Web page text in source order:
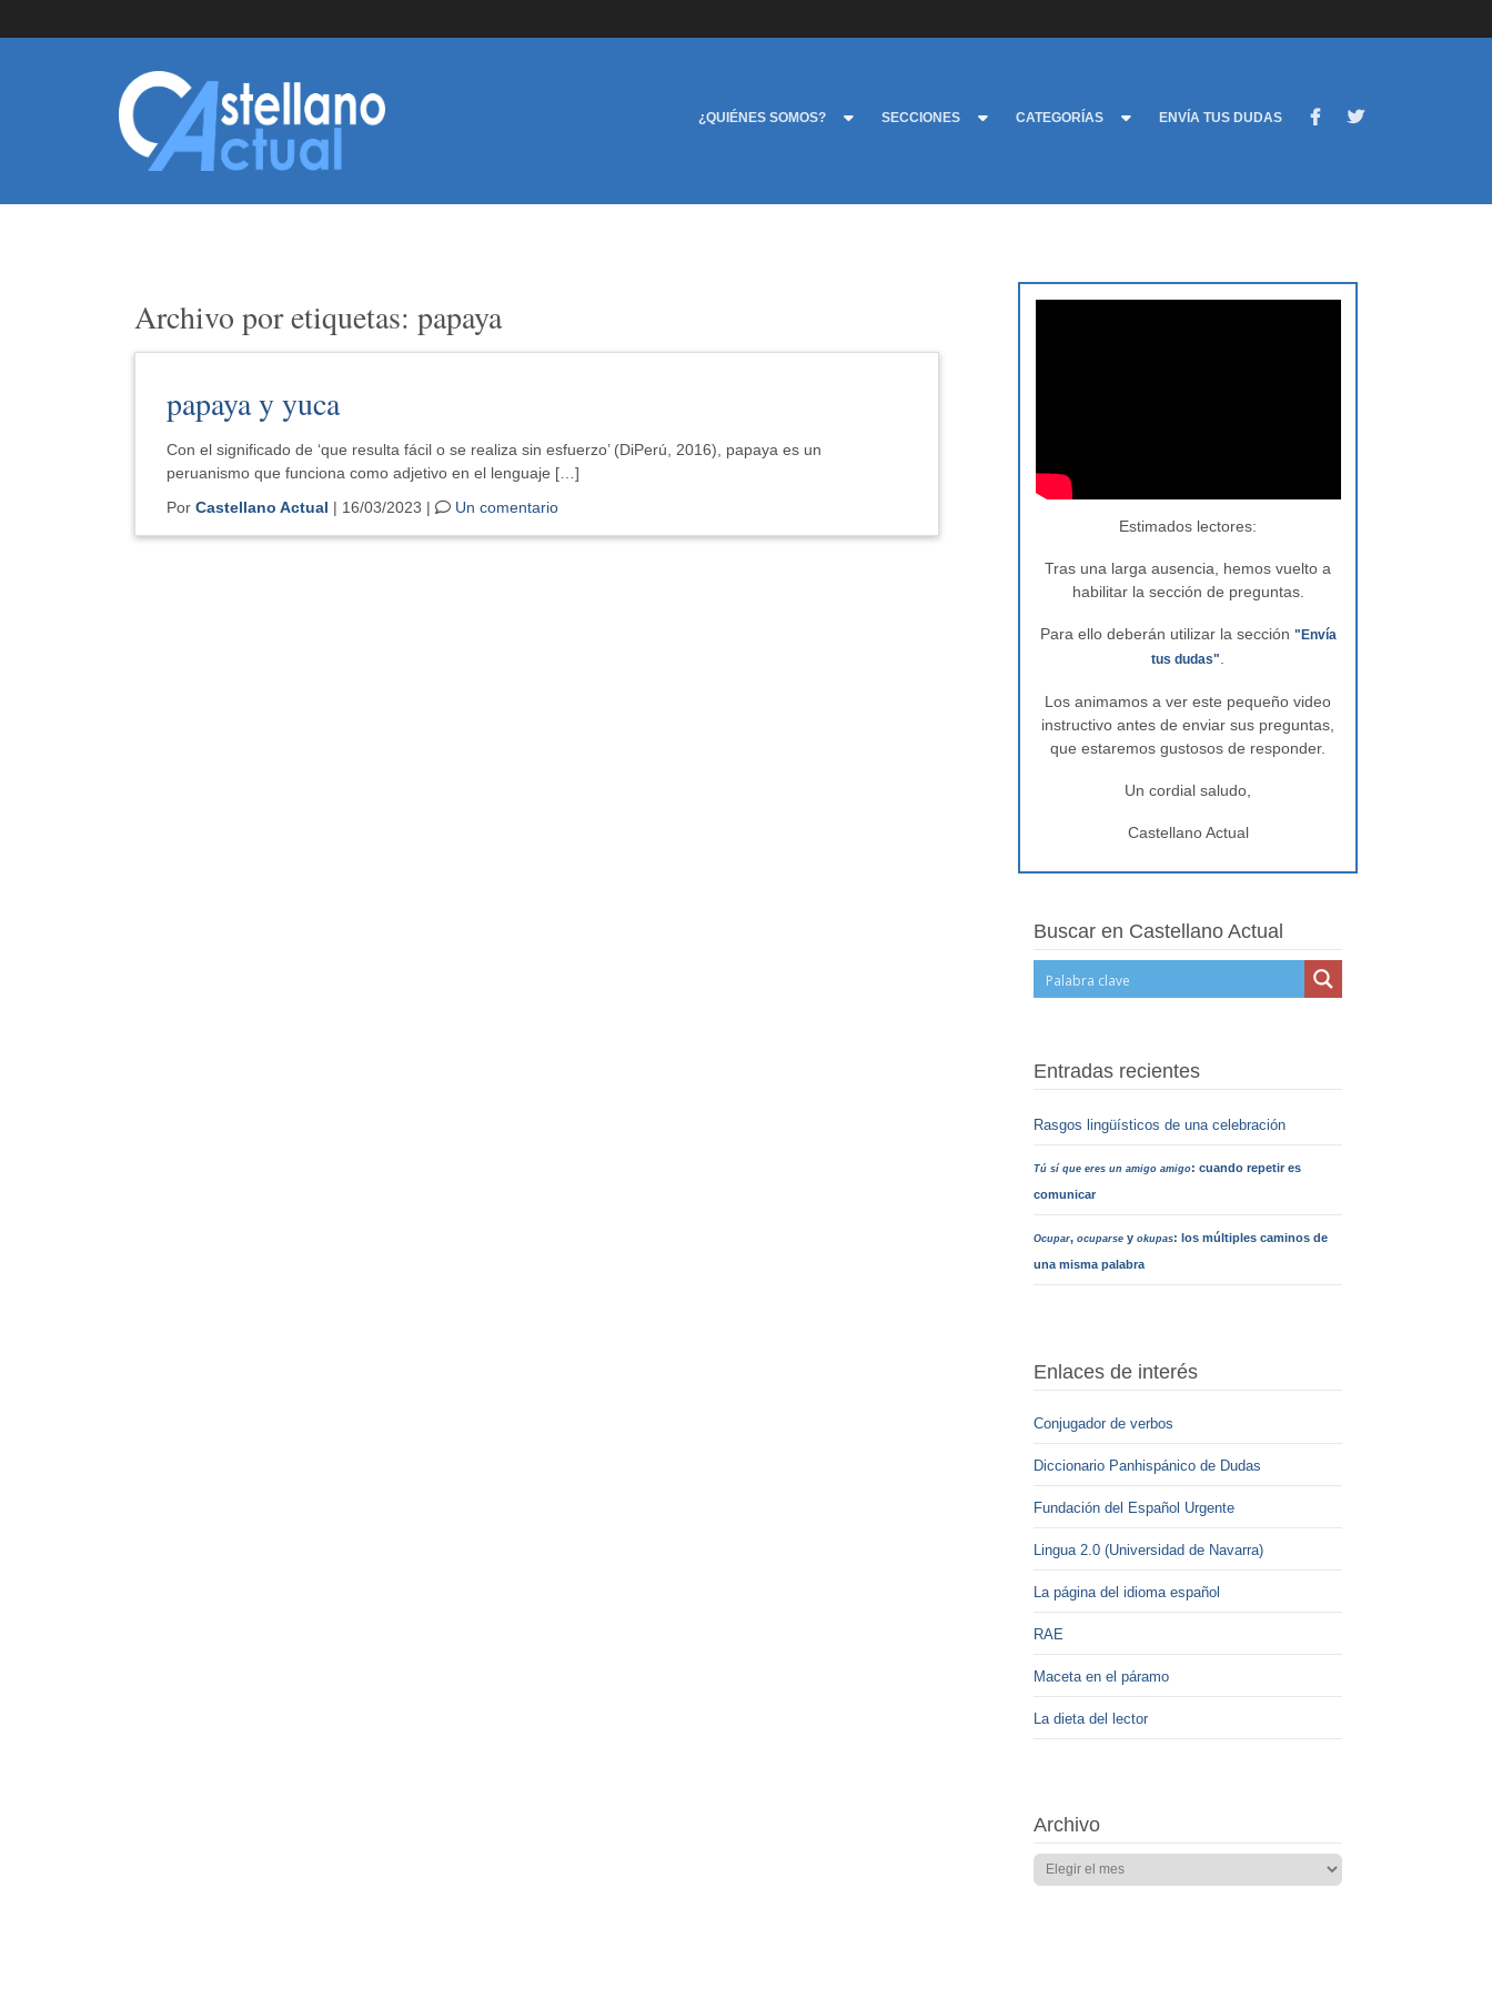
¿QUIÉNES SOMOS? SECCIONES CATEGORÍAS ENVÍA TUS DUDAS
Archivo por etiquetas: papaya
papaya y yuca
Con el significado de ‘que resulta fácil o se realiza sin esfuerzo’ (DiPerú, 2016), papaya es un
peruanismo que funciona como adjetivo en el lenguaje […]
Por Castellano Actual | 16/03/2023 |
Un comentario
Estimados lectores:
Tras una larga ausencia, hemos vuelto a
habilitar la sección de preguntas.
Para ello deberán utilizar la sección "Envía
tus dudas"
Los animamos a ver este pequeño video
instructivo antes de enviar sus preguntas,
que estaremos gustosos de responder.
Un cordial saludo,
Castellano Actual
Buscar en Castellano Actual
Entradas recientes
Rasgos lingüísticos de una celebración
Tú sí que eres un amigo amigo: cuando repetir es
comunicar
Ocupar, ocuparsey okupas: los múltiples caminos de
una misma palabra
Enlaces de interés
Conjugador de verbos
Diccionario Panhispánico de Dudas
Fundación del Español Urgente
Lingua 2.0 (Universidad de Navarra)
La página del idioma español
RAE
Maceta en el páramo
La dieta del lector
Archivo